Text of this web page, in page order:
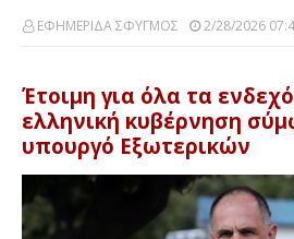
ΕΦΗΜΕΡΙΔΑ ΣΦΥΓΜΟΣ 2/28/2026
Έτοιμη για όλα τα
ελληνική κυβέρνηση
υπουργό Εξωτερικών